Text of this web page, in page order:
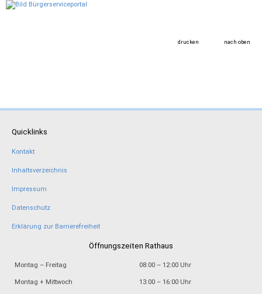
drucken nach oben
Quicklinks
Kontakt
Inhaltsverzeichnis
Impressum
Datenschutz
Erklärung zur Barrierefreiheit
Öffnungszeiten Rathaus
Montag – Freitag 08:00 – 12:00 Uhr
Montag + Mittwoch 13:00 – 16:00 Uhr